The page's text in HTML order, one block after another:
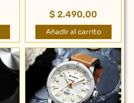
$ 2.490,00
Añadir al carrito